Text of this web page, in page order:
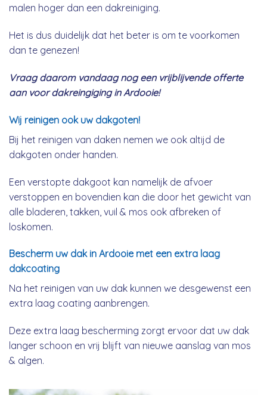
malen hoger dan een dakreiniging.
Het is dus duidelijk dat het beter is om te voorkomen
dan te genezen!
Vraag daarom vandaag nog een vrijblijvende offerte
aan voor dakreingiging in Ardooie!
Wij reinigen ook uw dakgoten!
Bij het reinigen van daken nemen we ook altijd de
dakgoten onder handen.
Een verstopte dakgoot kan namelijk de afvoer
verstoppen en bovendien kan die door het gewicht van
alle bladeren, takken, vuil & mos ook afbreken of
loskomen.
Bescherm uw dak in Ardooie met een extra laag
dakcoating
Na het reinigen van uw dak kunnen we desgewenst een
extra laag coating aanbrengen.
Deze extra laag bescherming zorgt ervoor dat uw dak
langer schoon en vrij blijft van nieuwe aanslag van mos
& algen.